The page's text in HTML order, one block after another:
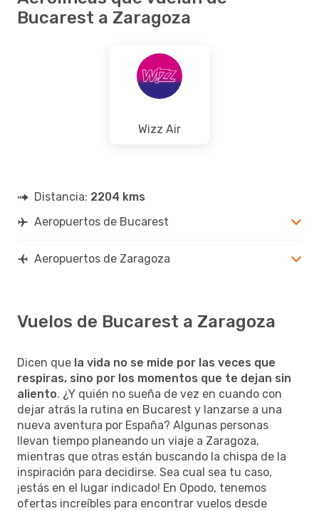
Bucarest a Zaragoza
Wizz Air
Distancia: 2204 kms
Aeropuertos de Bucarest
Aeropuertos de Zaragoza
Vuelos de Bucarest a Zaragoza
Dicen que la vida no se mide por las veces que
respiras, sino por los momentos que te dejan sin
aliento. ¿Y quién no sueña de vez en cuando con
dejar atrás la rutina en Bucarest y lanzarse a una
nueva aventura por España? Algunas personas
llevan tiempo planeando un viaje a Zaragoza,
mientras que otras están buscando la chispa de la
inspiración para decidirse. Sea cual sea tu caso,
¡estás en el lugar indicado! En Opodo, tenemos
ofertas increíbles para encontrar vuelos desde